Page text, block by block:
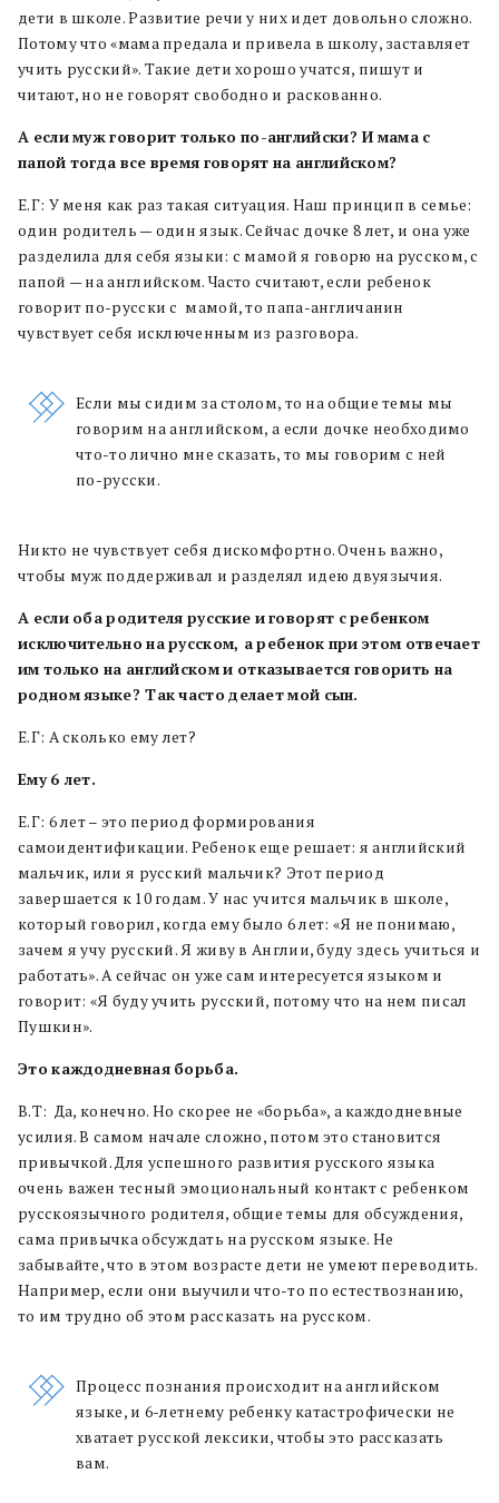
дети в школе. Развитие речи у них идет довольно сложно.
Потому что «мама предала и привела в школу, заставляет
учить русский». Такие дети хорошо учатся, пишут и
читают, но не говорят свободно и раскованно.
А еслимужговорит только по-английски? И мама с
папой тогда все время говорят на английском?
Е.Г: У меня как раз такая ситуация. Наш принцип в семье:
один родитель — один язык. Сейчас дочке 8 лет, и она уже
разделила для себя языки: с мамой я говорю на русском, с
папой — на английском. Часто считают, если ребенок
говорит по-русски с мамой, то папа-англичанин
чувствует себя исключенным из разговора.
Если мы сидим за столом, то на общие темы мы
говорим на английском, а если дочке необходимо
что-то лично мне сказать, то мы говорим с ней
по-русски.
Никто не чувствует себя дискомфортно. Очень важно,
чтобы муж поддерживал и разделял идею двуязычия.
А если обародителя русские иговорят сребенком
исключительно нарусском, аребенок при этом отвечает
им только на английскоми отказывается говорить на
родномязыке? Такчасто делаетмой сын.
Е.Г: А сколько ему лет?
Ему 6 лет.
Е.Г: 6 лет – это период формирования
самоидентификации. Ребенок еще решает: я английский
мальчик, или я русский мальчик? Этот период
завершается к 10 годам. У нас учится мальчик в школе,
который говорил, когда ему было 6 лет: «Я не понимаю,
зачем я учу русский. Я живу в Англии, буду здесь учиться и
работать». А сейчас он уже сам интересуется языком и
говорит: «Я буду учить русский, потому что на нем писал
Пушкин».
Это каждодневная борьба.
В.Т: Да, конечно. Но скорее не «борьба», а каждодневные
усилия. В самом начале сложно, потом это становится
привычкой. Для успешного развития русского языка
очень важен тесный эмоциональный контакт с ребенком
русскоязычного родителя, общие темы для обсуждения,
сама привычка обсуждать на русском языке. Не
забывайте, что в этом возрасте дети не умеют переводить.
Например, если они выучили что-то по естествознанию,
то им трудно об этом рассказать на русском.
Процесс познания происходит на английском
языке, и 6-летнему ребенку катастрофически не
хватает русской лексики, чтобы это рассказать
вам.